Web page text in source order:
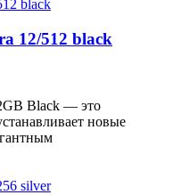
12/512 black
Black — это
новые